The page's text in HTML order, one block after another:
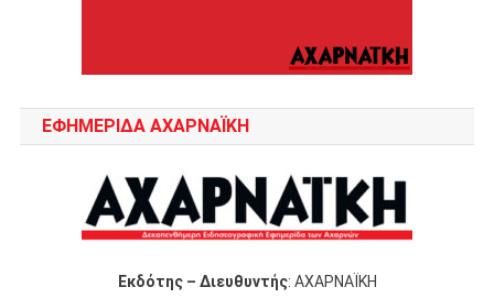
ΕΦΗΜΕΡΙΔΑ ΑΧΑΡΝΑΪΚΗ
Εκδότης – Διευθυντής: ΑΧΑΡΝΑΪΚΗ